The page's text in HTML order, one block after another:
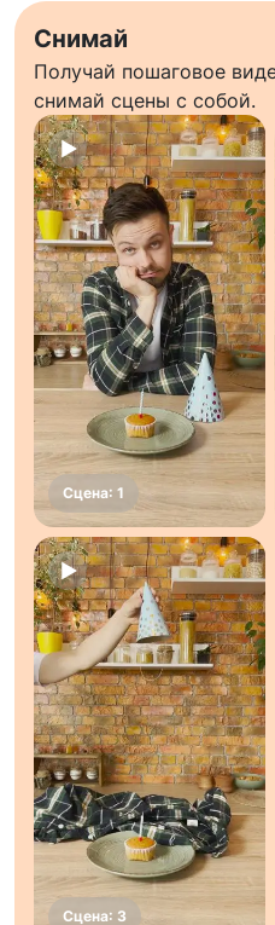
Снимай
Получай пошаговое
снимай сцены с собой.